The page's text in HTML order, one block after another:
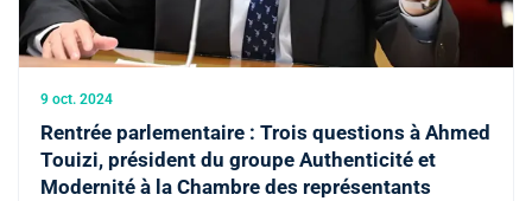
9 oct. 2024
Rentrée parlementaire : Trois questions à Ahmed
Touizi, président du groupe Authenticité et
Modernité à la Chambre des représentants